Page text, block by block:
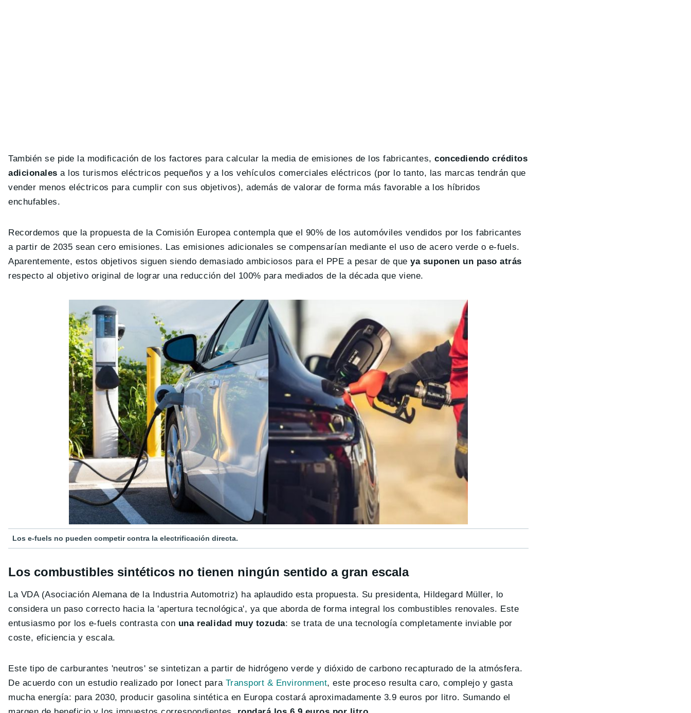
También se pide la modificación de los factores para calcular la media de emisiones de los fabricantes,concediendo créditos
adicionales a los turismos eléctricos pequeños y a los vehículos comerciales eléctricos (por lo tanto, las marcas tendrán que
vender menos eléctricos para cumplir con sus objetivos), además de valorar de forma más favorable a los híbridos
enchufables.
Recordemos que la propuesta de la Comisión Europea contempla que el 90% de los automóviles vendidos por los fabricantes
a partir de 2035 sean cero emisiones. Las emisiones adicionales se compensarían mediante el uso de acero verde o e-fuels.
Aparentemente, estos objetivos siguen siendo demasiado ambiciosos para el PPE a pesar de que ya suponen un paso atrás
respecto al objetivo original de lograr una reducción del 100% para mediados de la década que viene.
Los e-fuels no pueden competir contra la electrificación directa.
Los combustibles sintéticos no tienen ningún sentido a gran escala
La VDA (Asociación Alemana de la Industria Automotriz) ha aplaudido esta propuesta. Su presidenta, Hildegard Müller, lo
considera un paso correcto hacia la 'apertura tecnológica', ya que aborda de forma integral los combustibles renovales. Este
entusiasmo por los e-fuels contrasta con una realidad muy tozuda: se trata de una tecnología completamente inviable por
coste, eficiencia y escala.
Este tipo de carburantes 'neutros' se sintetizan a partir de hidrógeno verde y dióxido de carbono recapturado de la atmósfera.
De acuerdo con un estudio realizado por Ionect para Transport & Environment, este proceso resulta caro, complejo y gasta
mucha energía: para 2030, producir gasolina sintética en Europa costará aproximadamente 3.9 euros por litro. Sumando el